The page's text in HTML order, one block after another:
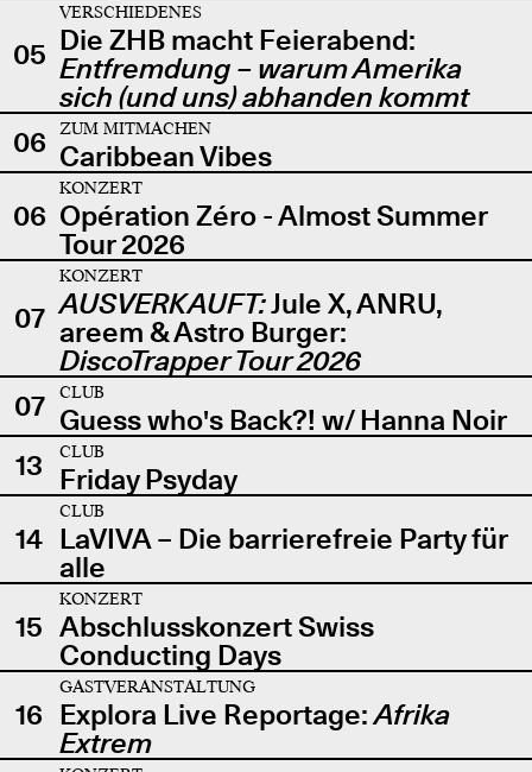
05
VERSCHIEDENES
Die ZHB macht Feierabend:
Entfremdung – warum Amerika
sich (und uns) abhanden kommt
06
ZUM MITMACHEN
Caribbean Vibes
06
KONZERT
Opération Zéro - Almost Summer
Tour 2026
07
KONZERT
AUSVERKAUFT:Jule X, ANRU,
areem & Astro Burger:
DiscoTrapper Tour 2026
07
CLUB
Guess who's Back?! w/ Hanna Noir
13
CLUB
Friday Psyday
14
CLUB
LaVIVA – Die barrierefreie Party für
alle
15
KONZERT
Abschlusskonzert Swiss
Conducting Days
16
GASTVERANSTALTUNG
Explora Live Reportage:Afrika
Extrem